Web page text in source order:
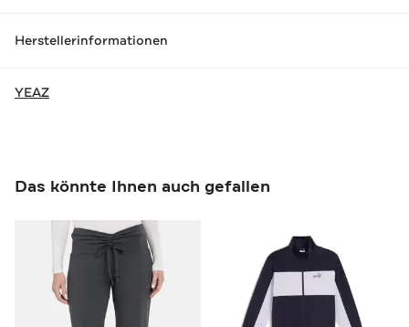
Herstellerinformationen
YEAZ
Das könnte Ihnen auch gefallen